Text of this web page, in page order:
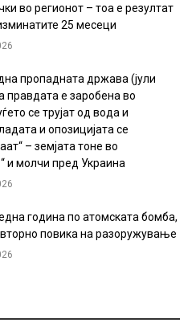
во регионот – тоа е резултат
25 месеци
пропадната држава (јули
правдата е заробена во
се трујат од вода и
и опозицијата се
– земјата тоне во
и молчи пред Украина
година по атомската бомба,
повика на разоружување